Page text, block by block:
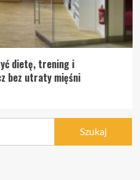
dietę, trening i
bez utraty mięśni